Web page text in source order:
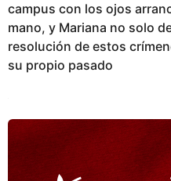
campus con los ojos
mano, y Mariana no solo
resolución de estos
su propio pasado